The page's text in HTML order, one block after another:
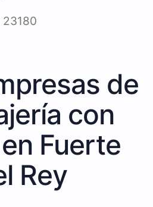
23180
de
con
Fuerte
Rey